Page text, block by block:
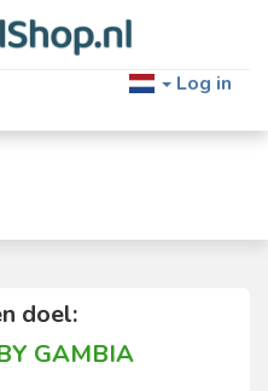
Log in
doel:
GAMBIA